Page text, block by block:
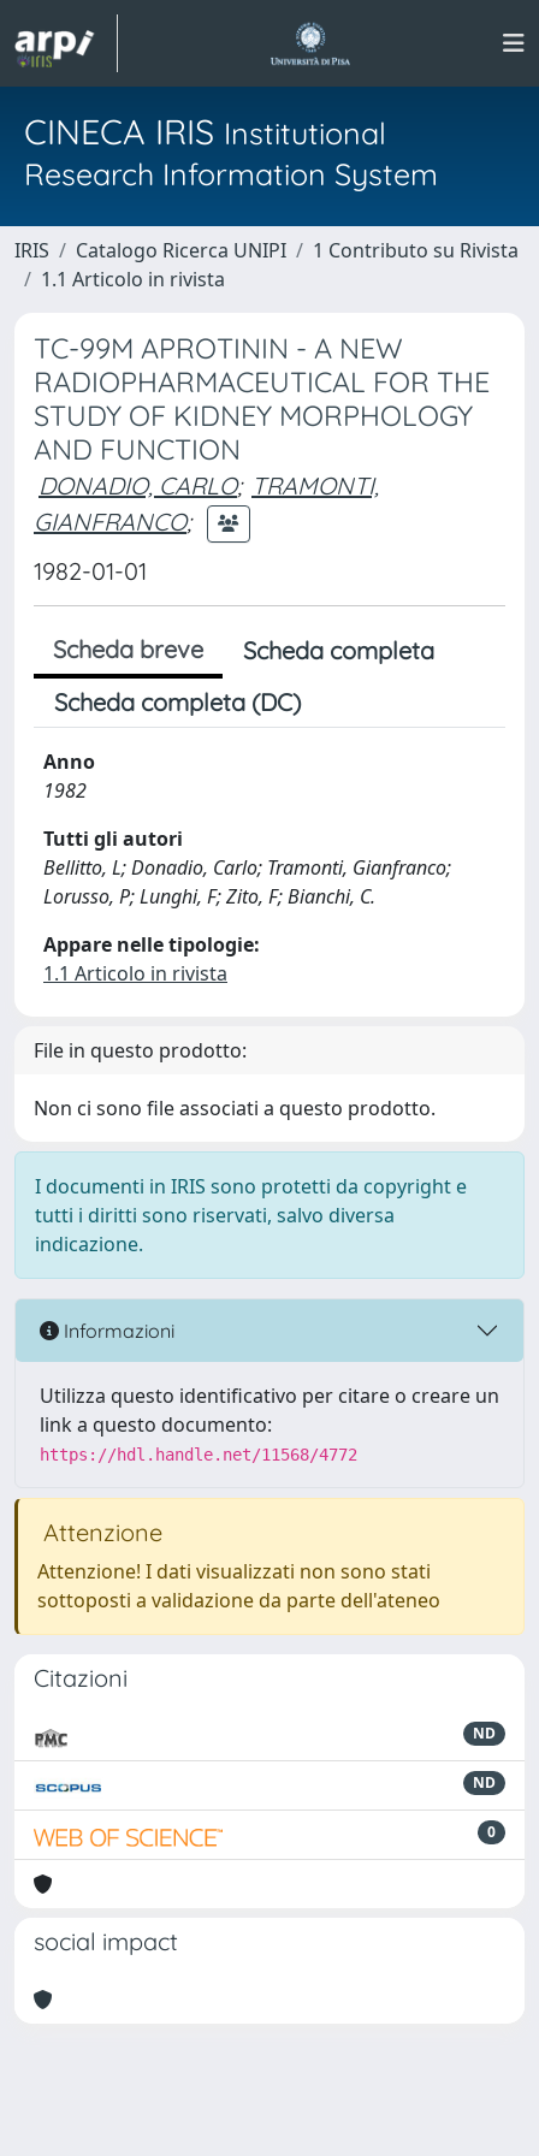
CINECA IRIS Institutional
Research Information System
IRIS Catalogo Ricerca UNIPI
1 Contributo su Rivista
1.1 Articolo in rivista
TC-99M APROTININ - A NEW
RADIOPHARMACEUTICAL FOR THE
STUDY OF KIDNEY MORPHOLOGY
AND FUNCTION
DONADIO, CARLO; TRAMONTI,
GIANFRANCO;
1982-01-01
Scheda breve
Scheda completa
Scheda completa (DC)
Anno
1982
Tutti gli autori
Bellitto, L; Donadio, Carlo; Tramonti, Gianfranco;
Lorusso, P; Lunghi, F; Zito, F; Bianchi, C.
Appare nelle tipologie:
1.1 Articolo in rivista
File in questo prodotto:
Non ci sono file associati a questo prodotto.
I documenti in IRIS sono protetti da copyright e
tutti i diritti sono riservati, salvo diversa
indicazione.
Informazioni
Utilizza questo identificativo per citare o creare un
link a questo documento:
https://hdl.handle.net/11568/4772
Attenzione
Attenzione! I dati visualizzati non sono stati
sottoposti a validazione da parte dell'ateneo
Citazioni
ND
ND
0
social impact